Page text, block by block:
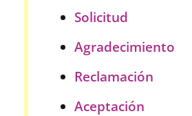
Solicitud
Agradecimiento
Reclamación
Aceptación